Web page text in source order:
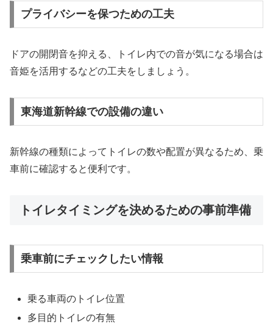
プライバシーを保つための工夫
ドアの開閉音を抑える、トイレ内での音が気になる場合は
音姫を活用するなどの工夫をしましょう。
東海道新幹線での設備の違い
新幹線の種類によってトイレの数や配置が異なるため、乗
車前に確認すると便利です。
トイレタイミングを決めるための事前準備
乗車前にチェックしたい情報
乗る車両のトイレ位置
多目的トイレの有無